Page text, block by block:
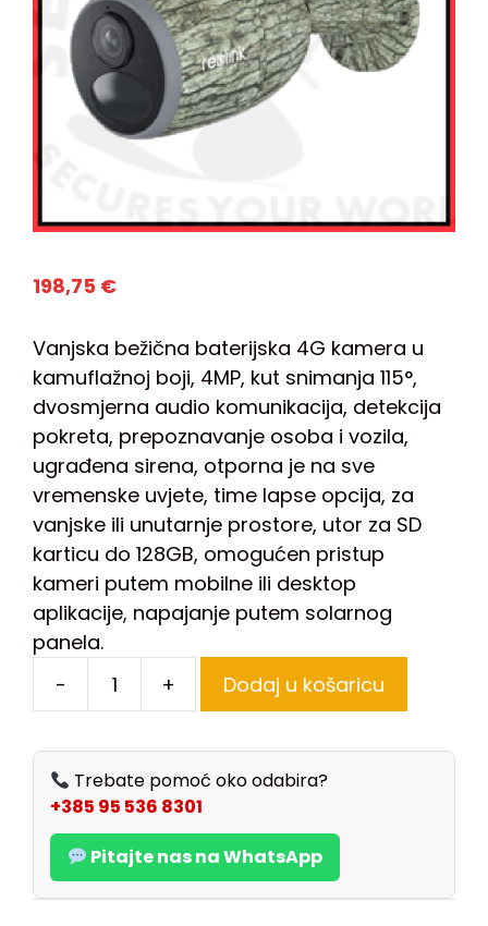
198,75 €
Vanjska bežična baterijska 4G kamera u
kamuflažnoj boji, 4MP, kut snimanja 115°,
dvosmjerna audio komunikacija, detekcija
pokreta, prepoznavanje osoba i vozila,
ugrađena sirena, otporna je na sve
vremenske uvjete, time lapse opcija, za
vanjske ili unutarnje prostore, utor za SD
karticu do 128GB, omogućen pristup
kameri putem mobilne ili desktop
aplikacije, napajanje putem solarnog
panela.
-
+ Dodaj u košaricu
Trebate pomoć oko odabira?
+385 95 536 8301
Pitajte nas na WhatsApp